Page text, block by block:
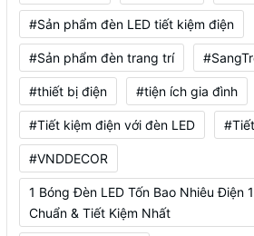
#Sản phẩm đèn LED tiết kiệm điện
#Sản phẩm đèn trang trí
#thiết bị điện #tiện ích gia đình
#Tiết kiệm điện với đèn LED
#VNDDECOR
1 Bóng Đèn LED Tốn Bao Nhiêu Điện
Chuẩn & Tiết Kiệm Nhất